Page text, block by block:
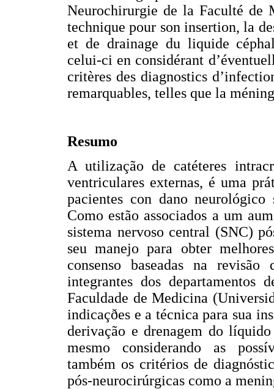
Neurochirurgie de la Faculté de
technique pour son insertion, la
et de drainage du liquide
celui-ci en considérant
critères des diagnostics
remarquables, telles que la
Resumo
A utilização de catéteres
ventriculares externas, é uma
pacientes con dano
Como estão associados a um
sistema nervoso central (SNC)
seu manejo para obter
consenso baseadas na
integrantes dos departamentos
Faculdade de Medicina
indicaçðes e a técnica para sua
derivação e drenagem do
mesmo considerando as
também os critérios de
pós-neurocirúrgicas como a